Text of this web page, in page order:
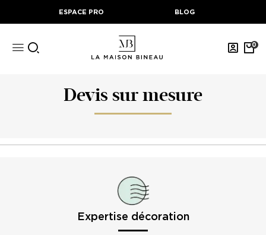
ESPACE PRO BLOG
0
Devis sur mesure
Expertise décoration